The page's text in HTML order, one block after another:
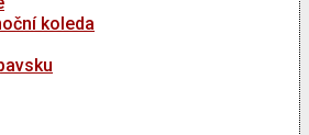
koleda